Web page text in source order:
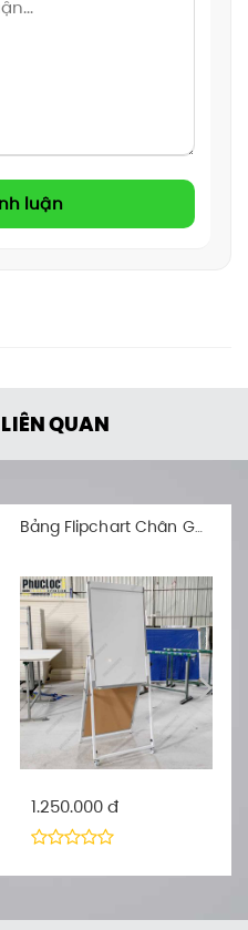
luận
QUAN
Bảng Flipchart Chân Gấp Hai Mặt
1.250.000 đ